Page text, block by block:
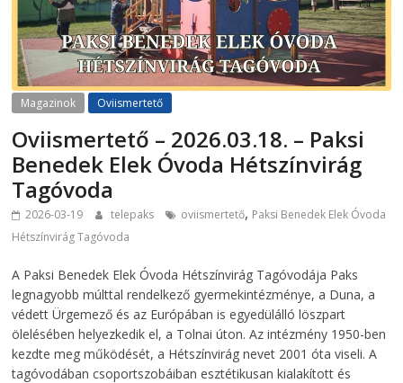
Magazinok Oviismertető
Oviismertető – 2026.03.18. – Paksi
Benedek Elek Óvoda Hétszínvirág
Tagóvoda
2026-03-19 telepaks oviismertető, Paksi Benedek Elek Óvoda
Hétszínvirág Tagóvoda
A Paksi Benedek Elek Óvoda Hétszínvirág Tagóvodája Paks
legnagyobb múlttal rendelkező gyermekintézménye, a Duna, a
védett Ürgemező és az Európában is egyedülálló löszpart
ölelésében helyezkedik el, a Tolnai úton. Az intézmény 1950-ben
kezdte meg működését, a Hétszínvirág nevet 2001 óta viseli. A
tagóvodában csoportszobáiban esztétikusan kialakított és